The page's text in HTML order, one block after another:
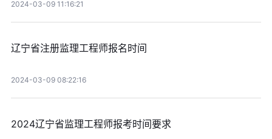
2024-03-09 11:16:21
辽宁省注册监理工程师报名时间
2024-03-09 08:22:16
2024辽宁省监理工程师报考时间要求